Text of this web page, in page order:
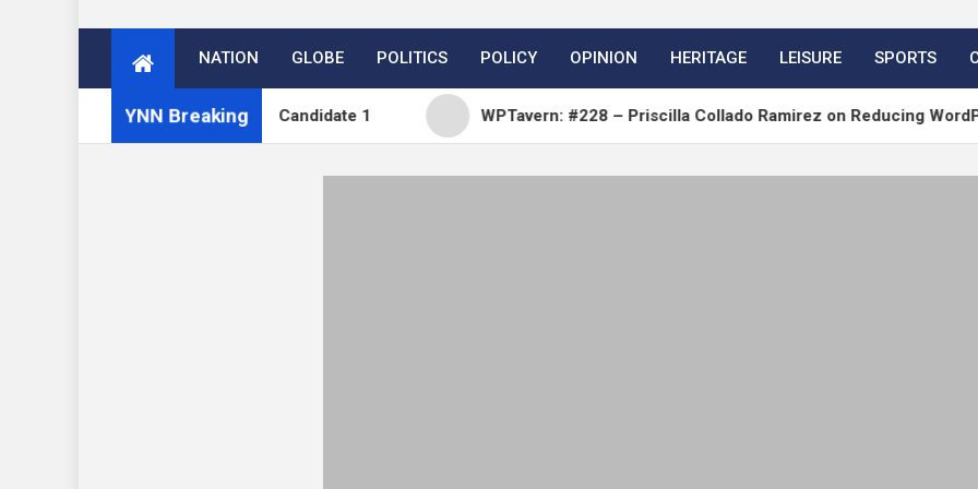
NATION GLOBE POLITICS POLICY OPINION HERITAGE LEISURE SPORTS
YNN Breaking
7.1 Release Candidate 1 WPTavern: #228 – Priscilla Collado Ramirez on Reducing WordPress